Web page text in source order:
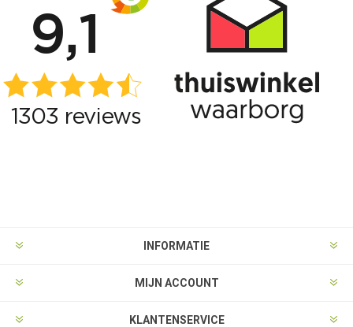
INFORMATIE
MIJN ACCOUNT
KLANTENSERVICE